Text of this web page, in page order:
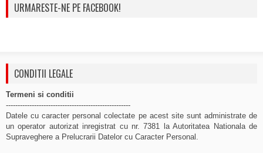
URMARESTE-NE PE FACEBOOK!
CONDITII LEGALE
Termeni si conditii
-----------------------------------------------------
Datele cu caracter personal colectate pe acest site sunt administrate de
un operator autorizat inregistrat cu nr. 7381 la Autoritatea Nationala de
Supraveghere a Prelucrarii Datelor cu Caracter Personal.